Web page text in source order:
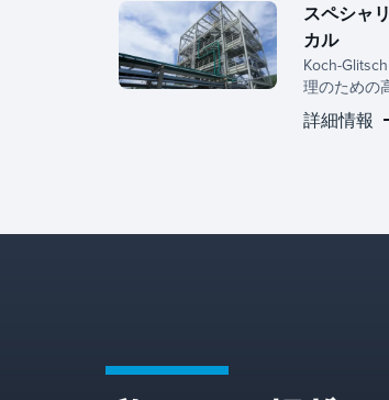
スクを軽減
運用成果を
支援します
動および相
ョンは、ス
ンレングス
スペシャ
カル
Koch-
理のための
および相分
ンを提供し
詳細情報